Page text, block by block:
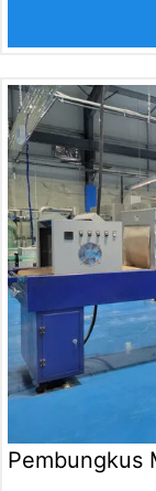
berdasarkan
di bawah panas.
mendorong
melalui motor
kolektif melalui
dan
Pembungkus